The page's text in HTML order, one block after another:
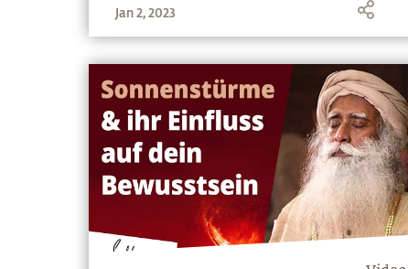
mit ihr verbunden ist. Sadhguru erläutert
Jan 2, 2023